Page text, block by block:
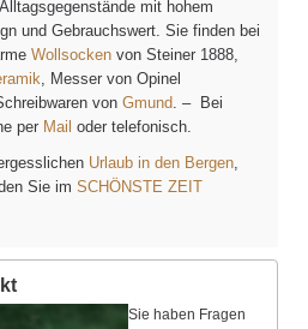
mit hohem
und Gebrauchswert. Sie finden bei
Wollsocken von Steiner 1888,
, Messer von Opinel
von Gmund . – Bei
per Mail oder telefonisch.
Urlaub in den Bergen
Sie im SCHÖNSTE ZEIT
Sie haben Fragen